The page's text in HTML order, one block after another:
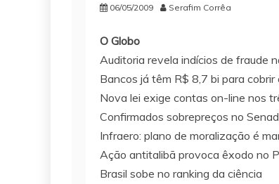
06/05/2009 Serafim Corrêa
O Globo
Auditoria revela indícios de fraude
Bancos já têm R$ 8,7 bi para cobrir
Nova lei exige contas on-line nos
Confirmados sobrepreços no
Infraero: plano de moralização é
Ação antitalibã provoca êxodo no
Brasil sobe no ranking da ciência